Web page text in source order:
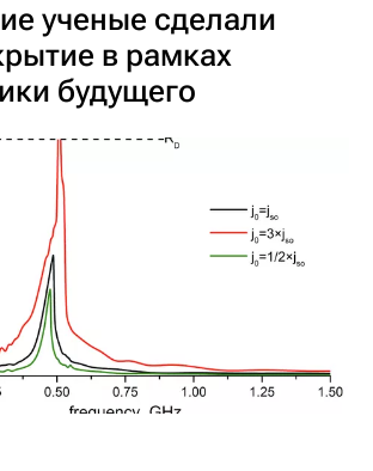
ученые сделали
в рамках
будущего